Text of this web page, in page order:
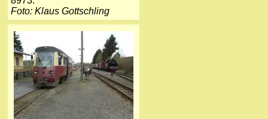
Foto: Klaus Gottschling